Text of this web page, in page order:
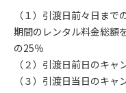
（１）引渡日前々日ま
期間のレンタル料金総額
の25％
（２）引渡日前日のキ
（３）引渡日当日のキ